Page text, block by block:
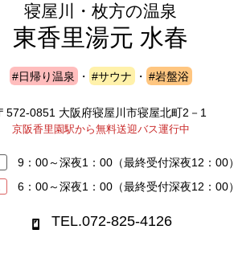
寝屋川・枚方の温泉
東香里湯元 水春
#日帰り温泉 ・ #サウナ ・ #岩盤浴
572-0851 大阪府寝屋川市寝屋北町2－1
京阪香里園駅から無料送迎バス運行中
9：00～深夜1：00（最終受付深夜12：00）
6：00～深夜1：00（最終受付深夜12：00）
TEL.072-825-4126